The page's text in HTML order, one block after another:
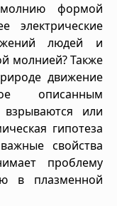
формой
электрические
людей и
молнией? Также
движение
описанным
или
гипотеза
свойства
проблему
в плазменной